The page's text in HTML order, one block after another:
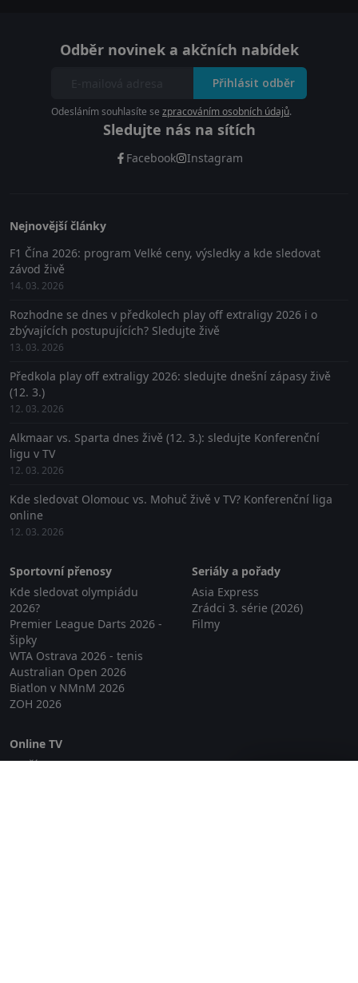
Odběr novinek a akčních nabídek
Přihlásit odběr
Odesláním souhlasíte se zpracováním osobních údajů.
Sledujte nás na sítích
Facebook Instagram
Nejnovější články
F1 Čína 2026: program Velké ceny, výsledky a kde sledovat
závod živě
14. 03. 2026
Rozhodne se dnes v předkolech play off extraligy 2026 i o
zbývajících postupujících? Sledujte živě
13. 03. 2026
Předkola play off extraligy 2026: sledujte dnešní zápasy živě
(12. 3.)
12. 03. 2026
Alkmaar vs. Sparta dnes živě (12. 3.): sledujte Konferenční
ligu v TV
12. 03. 2026
Kde sledovat Olomouc vs. Mohuč živě v TV? Konferenční liga
online
12. 03. 2026
Sportovní přenosy
Kde sledovat olympiádu
2026?
Premier League Darts 2026 -
šipky
WTA Ostrava 2026 - tenis
Australian Open 2026
Biatlon v NMnM 2026
ZOH 2026
Seriály a pořady
Asia Express
Zrádci 3. série (2026)
Filmy
Online TV
Lepší.TV